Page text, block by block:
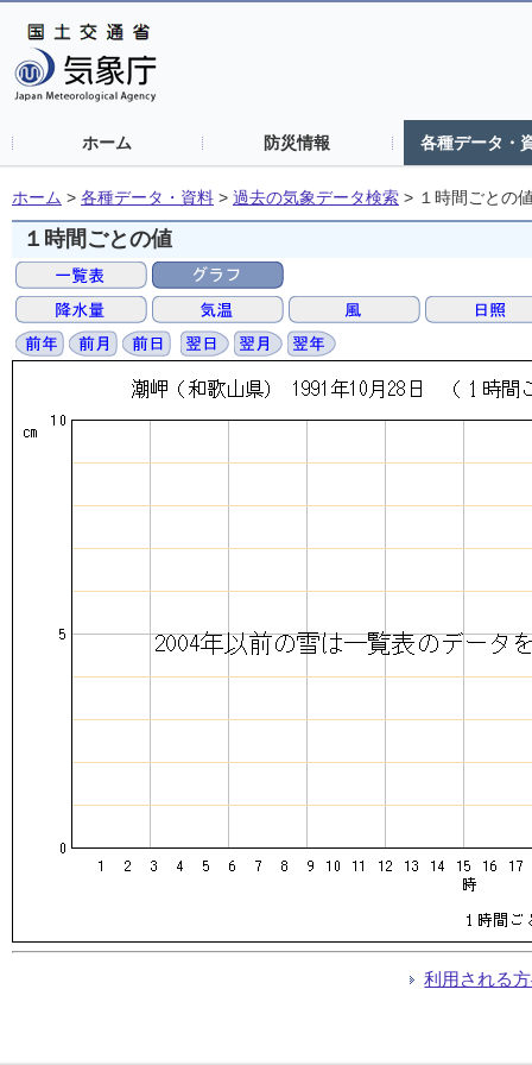
ホーム 防災情報 各種データ・
ホーム > 各種データ・資料 > 過去の気象データ検索 > １時間ごとの
１時間ごとの値
利用される